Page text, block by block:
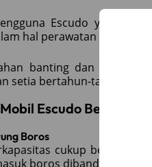
Escudo yang
hal perawatan dan
banting dan cukup
setia bertahun-tahun.
Escudo Bekas
Boros
cukup besar dan
boros dibanding SUV